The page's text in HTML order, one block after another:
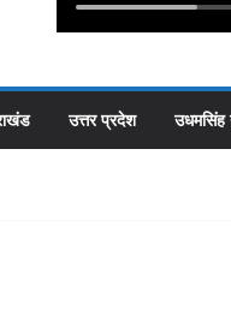
उत्तर प्रदेश उधमसिंह
उधमसिंह नगर
सांस्कृतिक पहचान,
भवः की परम्परा पर